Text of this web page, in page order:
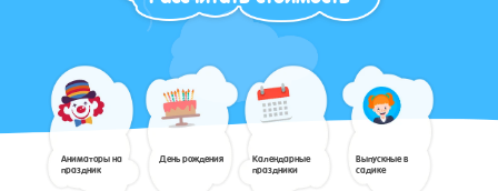
Аниматоры на
праздник
День рождения Календарные
праздники
Выпускные в
садике